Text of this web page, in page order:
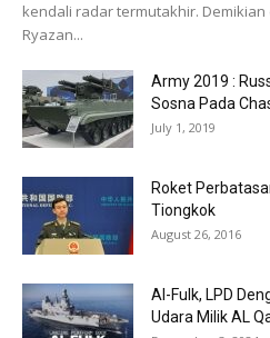
kendali radar termutakhir.
Ryazan...
Army 2019 :
Sosna Pada
July 1, 2019
Roket
Tiongkok
August 26, 2016
Al-Fulk, LPD
Udara Milik AL